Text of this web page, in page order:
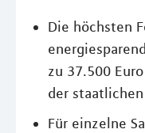
Die höchsten
zu 37.500
der
Für einzelne